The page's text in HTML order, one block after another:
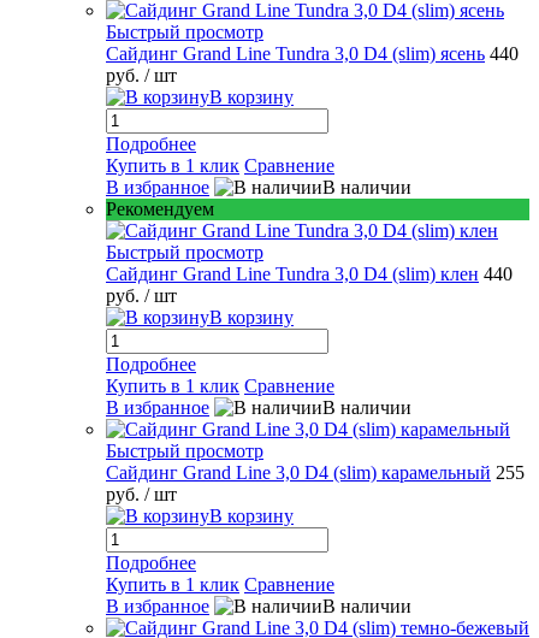
Быстрый просмотр
Сайдинг Grand Line Tundra 3,0 D4 (slim) ясень 440
руб. / шт
В корзину
Подробнее
Купить в 1 клик Сравнение
В избранное
В наличии
Рекомендуем
Быстрый просмотр
Сайдинг Grand Line Tundra 3,0 D4 (slim) клен 440
руб. / шт
В корзину
Подробнее
Купить в 1 клик Сравнение
В избранное
В наличии
Быстрый просмотр
Сайдинг Grand Line 3,0 D4 (slim) карамельный 255
руб. / шт
В корзину
Подробнее
Купить в 1 клик Сравнение
В избранное
В наличии